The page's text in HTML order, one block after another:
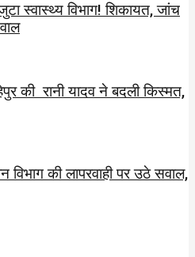
स्वास्थ्य विभाग! शिकायत, जांच
की रानी यादव ने बदली किस्मत,
विभाग की लापरवाही पर उठे सवाल,